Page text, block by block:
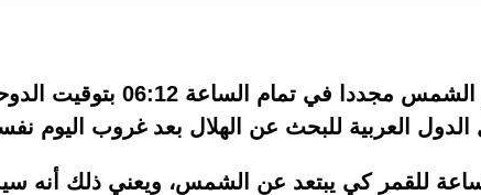
سيقف القمر إلى جوار الشمس مجددا
العربية للبحث عن الهلال بعد غروب اليوم
ذلك أقل من 11 ساعة للقمر كي يبتعد عن الشمس، ويعني ذلك